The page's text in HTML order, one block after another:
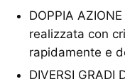
DOPPIA
realizzata con
rapidamente e
DIVERSI